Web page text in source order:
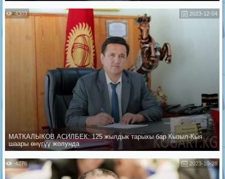
2023-12-04
4303
МАТКАЛЫКОВ АСИЛБЕК: 125 жылдык тарыхы бар Кызыл-Кыя
шаары өнүгүү жолунда
2023-10-28
4276